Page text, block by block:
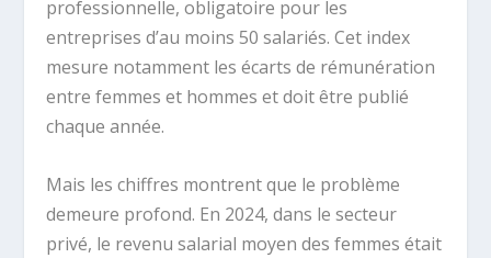
professionnelle, obligatoire pour les
entreprises d’au moins 50 salariés. Cet index
mesure notamment les écarts de rémunération
entre femmes et hommes et doit être publié
chaque année.
Mais les chiffres montrent que le problème
demeure profond. En 2024, dans le secteur
privé, le revenu salarial moyen des femmes était